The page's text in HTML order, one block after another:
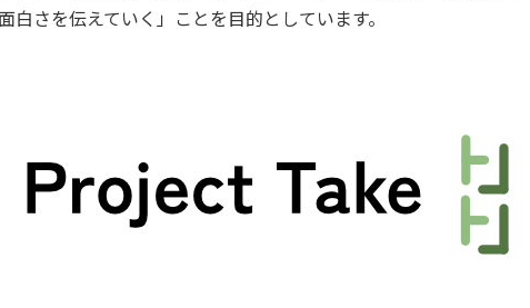
白さを伝えていく」ことを目的としています。